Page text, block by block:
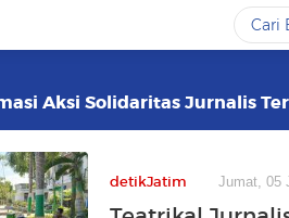
Aksi Solidaritas Jurnalis
detikJatim Jumat, 05